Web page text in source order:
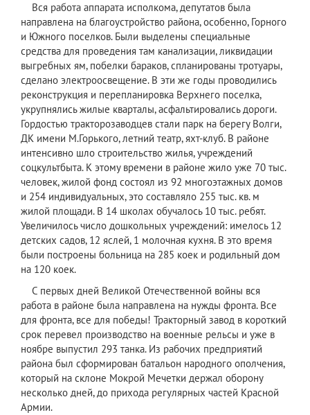
Вся работа аппарата исполкома, депутатов была
направлена на благоустройство района, особенно, Горного
и Южного поселков. Были выделены специальные
средства для проведения там канализации, ликвидации
выгребных ям, побелки бараков, спланированы тротуары,
сделано электроосвещение. В эти же годы проводились
реконструкция и перепланировка Верхнего поселка,
укрупнялись жилые кварталы, асфальтировались дороги.
Гордостью тракторозаводцев стали парк на берегу Волги,
ДК имени М.Горького, летний театр, яхт-клуб. В районе
интенсивно шло строительство жилья, учреждений
соцкультбыта. К этому времени в районе жило уже 70 тыс.
человек, жилой фонд состоял из 92 многоэтажных домов
и 254 индивидуальных, это составляло 255 тыс. кв. м
жилой площади. В 14 школах обучалось 10 тыс. ребят.
Увеличилось число дошкольных учреждений: имелось 12
детских садов, 12 яслей, 1 молочная кухня. В это время
были построены больница на 285 коек и родильный дом
на 120 коек.
С первых дней Великой Отечественной войны вся
работа в районе была направлена на нужды фронта. Все
для фронта, все для победы! Тракторный завод в короткий
срок перевел производство на военные рельсы и уже в
ноябре выпустил 293 танка. Из рабочих предприятий
района был сформирован батальон народного ополчения,
который на склоне Мокрой Мечетки держал оборону
несколько дней, до прихода регулярных частей Красной
Армии.